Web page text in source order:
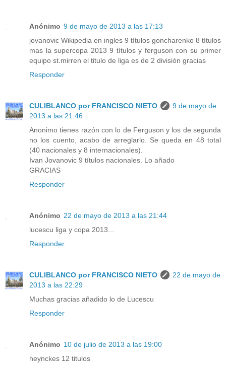
Anónimo 9 de mayo de 2013 a las 17:13
jovanovic Wikipedia en ingles 9 títulos goncharenko 8 títulos
mas la supercopa 2013 9 títulos y ferguson con su primer
equipo st.mirren el titulo de liga es de 2 división gracias
Responder
CULIBLANCO por FRANCISCO NIETO
9 de mayo de
2013 a las 21:46
Anonimo tienes razón con lo de Ferguson y los de segunda
no los cuento, acabo de arreglarlo. Se queda en 48 total
(40 nacionales y 8 internacionales).
Ivan Jovanovic 9 títulos nacionales. Lo añado
GRACIAS
Responder
Anónimo 22 de mayo de 2013 a las 21:44
lucescu liga y copa 2013...
Responder
CULIBLANCO por FRANCISCO NIETO
22 de mayo de
2013 a las 22:29
Muchas gracias añadido lo de Lucescu
Responder
Anónimo 10 de julio de 2013 a las 19:00
heynckes 12 titulos